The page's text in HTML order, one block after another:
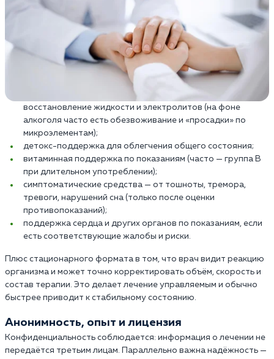
восстановление жидкости и электролитов (на фоне
алкоголя часто есть обезвоживание и «просадки» по
микроэлементам);
детокс-поддержка для облегчения общего состояния;
витаминная поддержка по показаниям (часто — группа B
при длительном употреблении);
симптоматические средства — от тошноты, тремора,
тревоги, нарушений сна (только после оценки
противопоказаний);
поддержка сердца и других органов по показаниям, если
есть соответствующие жалобы и риски.
Плюс стационарного формата в том, что врач видит реакцию
организма и может точно корректировать объём, скорость и
состав терапии. Это делает лечение управляемым и обычно
быстрее приводит к стабильному состоянию.
Анонимность, опыт и лицензия
Конфиденциальность соблюдается: информация о лечении не
передаётся третьим лицам. Параллельно важна надёжность —